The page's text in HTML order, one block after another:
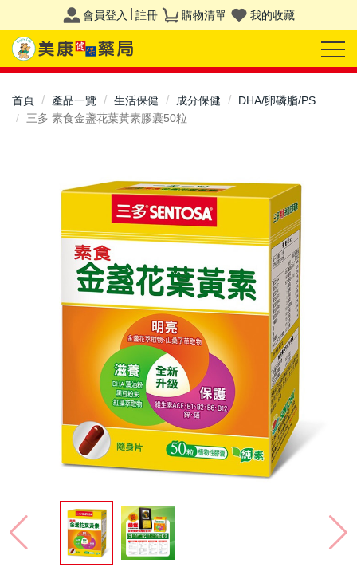
會員登入 註冊 購物清單 我的收藏
首頁 產品一覽 生活保健 成分保健
DHA/卵磷脂/PS
三多 素食金盞花葉黃素膠囊50粒